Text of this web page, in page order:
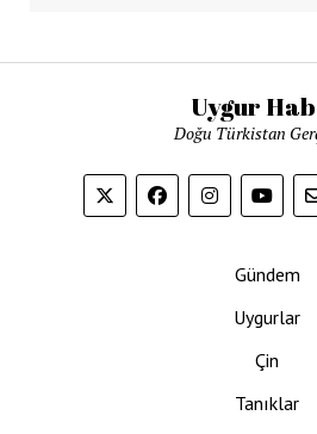
Uygur
Doğu Türkistan
Gündem
Uygurlar
Çin
Tanıklar